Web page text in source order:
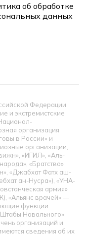
об обработке
данных
Федерации
и экстремистские
организация
в России» и
организации,
«ИГИЛ», «Аль-
«Братство»
«Джабхат Фатх аш-
ан-Нусра»), «УНА-
армия»
«Альянс врачей» —
функции
Навального»
организаций и
сведения об их